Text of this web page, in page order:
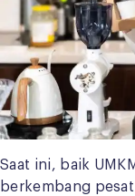
Saat ini, baik
berkembang